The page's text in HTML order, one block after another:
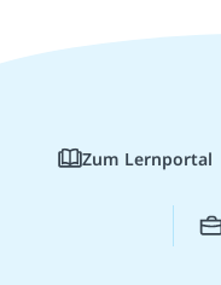
Zum Lernportal